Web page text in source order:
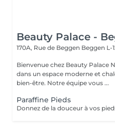
Beauty Palace -
170A, Rue de Beggen Beggen L-
Bienvenue chez Beauty Palace Notre institut vous accueille
dans un espace moderne et
bien-être. Notre équipe vous ...
Paraffine Pieds